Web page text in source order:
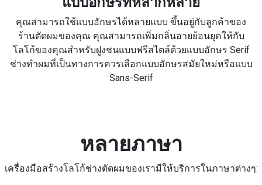
คุณสามารถใช้แบบอักษรได้หลายแบบ ขึ้นอยู่กับลูกค้าของ
ร้านตัดผมของคุณ คุณสามารถเพิ่มกลิ่นอายย้อนยุคให้กับ
โลโก้ของคุณสำหรับฝูงชนแบบฟรีสไตล์ด้วยแบบอักษร Serif
ช่างทำผมที่เป็นทางการควรเลือกแบบอักษรสมัยใหม่หรือแบบ
Sans-Serif
หลายภาษา
เครื่องมือสร้างโลโก้ช่างตัดผมของเรามีให้บริการในภาษาต่างๆ: